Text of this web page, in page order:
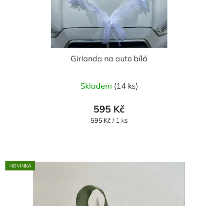
Girlanda na auto bílá
hodnocení
produktu
je
Skladem (14 ks)
595 Kč
Měrná
595 Kč / 1 ks
NOVINKA